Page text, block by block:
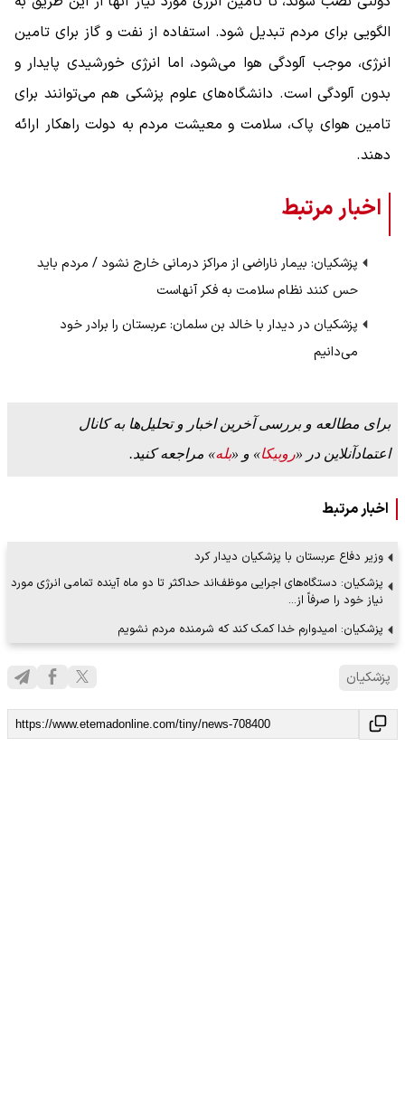
الگویی برای مردم تبدیل شود. استفاده از نفت و گاز برای تامین
انرژی، موجب آلودگی هوا می‌شود، اما انرژی خورشیدی پایدار و
بدون آلودگی است. دانشگاه‌های علوم پزشکی هم می‌توانند برای
تامین هوای پاک، سلامت و معیشت مردم به دولت راهکار ارائه
دهند.
اخبار مرتبط
پزشکیان: بیمار ناراضی از مراکز درمانی خارج نشود / مردم باید
حس کنند نظام سلامت به فکر آنهاست
پزشکیان در دیدار با خالد بن سلمان: عربستان را برادر خود
می‌دانیم
برای مطالعه و بررسی آخرین اخبار و تحلیل‌ها به کانال
اعتمادآنلاین در «روبیکا» و «بله» مراجعه کنید.
اخبار مرتبط
وزیر دفاع عربستان با پزشکیان دیدار کرد
پزشکیان: دستگاه‌های اجرایی موظف‌اند حداکثر تا دو ماه آینده تمامی انرژی مورد
نیاز خود را صرفاً از…
پزشکیان: امیدوارم خدا کمک کند که شرمنده مردم نشویم
پزشکیان